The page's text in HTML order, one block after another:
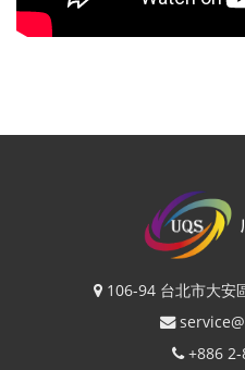
106-94 台北市大安
+886 2-